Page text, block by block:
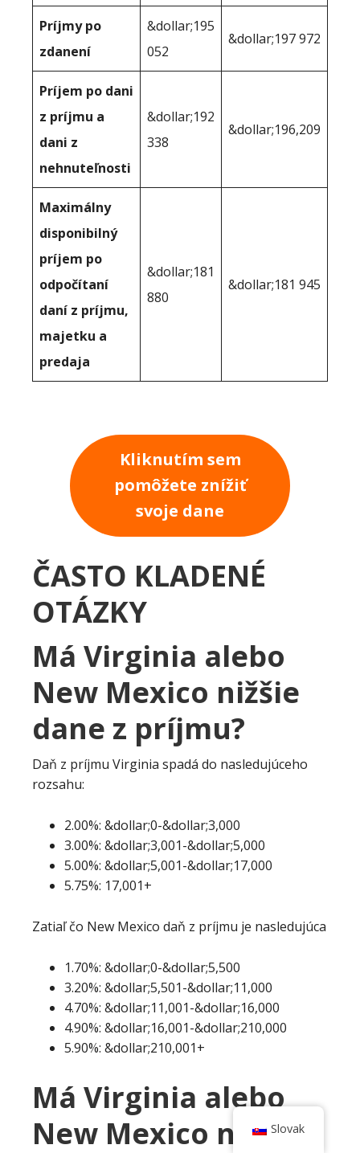
Príjmy po
zdanení
&dollar;195
052
&dollar;197 972
Príjem po dani
z príjmu a
dani z
nehnuteľnosti
&dollar;192
338
&dollar;196,209
Maximálny
disponibilný
príjem po
odpočítaní
daní z príjmu,
majetku a
predaja
&dollar;181
880
&dollar;181 945
Kliknutím sem
pomôžete znížiť
svoje dane
ČASTO KLADENÉ
OTÁZKY
Má Virginia alebo
New Mexico nižšie
dane z príjmu?
Daň z príjmu Virginia spadá do nasledujúceho
rozsahu:
2.00%: &dollar;0-&dollar;3,000
3.00%: &dollar;3,001-&dollar;5,000
5.00%: &dollar;5,001-&dollar;17,000
5.75%: 17,001+
Zatiaľ čo New Mexico daň z príjmu je nasledujúca
1.70%: &dollar;0-&dollar;5,500
3.20%: &dollar;5,501-&dollar;11,000
4.70%: &dollar;11,001-&dollar;16,000
4.90%: &dollar;16,001-&dollar;210,000
5.90%: &dollar;210,001+
Má Virginia alebo
New Mexico nižšie
Slovak